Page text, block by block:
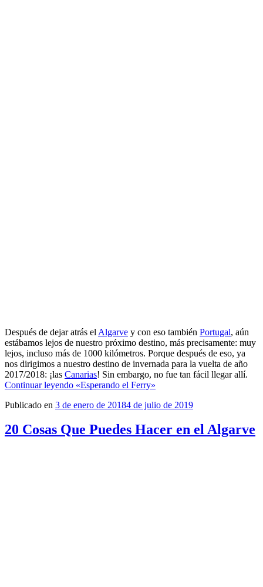
Después de dejar atrás el Algarve y con eso también Portugal, aún
estábamos lejos de nuestro próximo destino, más precisamente: muy
lejos, incluso más de 1000 kilómetros. Porque después de eso, ya
nos dirigimos a nuestro destino de invernada para la vuelta de año
2017/2018: ¡las Canarias! Sin embargo, no fue tan fácil llegar allí.
Continuar leyendo «Esperando el Ferry»
Publicado en 3 de enero de 20184 de julio de 2019
20 Cosas Que Puedes Hacer en el Algarve